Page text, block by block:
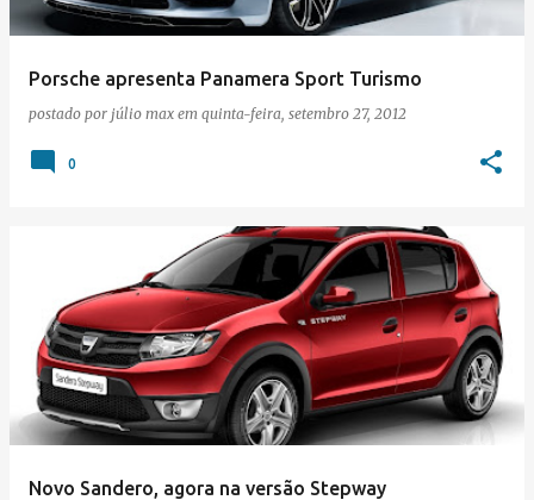
Porsche apresenta Panamera Sport Turismo
postado por júlio max em quinta-feira, setembro 27, 2012
0
Novo Sandero, agora na versão Stepway